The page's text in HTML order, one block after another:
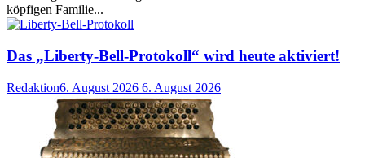
köpfigen Familie...
Das „Liberty-Bell-Protokoll“ wird heute aktiviert!
Redaktion6. August 2026 6. August 2026